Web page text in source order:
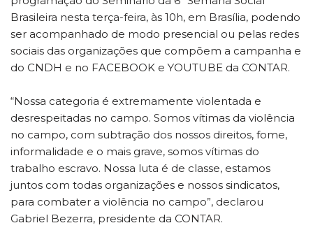
Brasileira nesta terça-feira, às 10h, em Brasília, podendo
ser acompanhado de modo presencial ou pelas redes
sociais das organizações que compõem a campanha e
do CNDH e no FACEBOOK e YOUTUBE da CONTAR.
“Nossa categoria é extremamente violentada e
desrespeitadas no campo. Somos vítimas da violência
no campo, com subtração dos nossos direitos, fome,
informalidade e o mais grave, somos vítimas do
trabalho escravo. Nossa luta é de classe, estamos
juntos com todas organizações e nossos sindicatos,
para combater a violência no campo”, declarou
Gabriel Bezerra, presidente da CONTAR.